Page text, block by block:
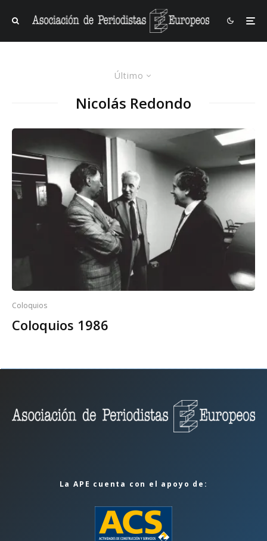
Último
Nicolás Redondo
Coloquios
Coloquios 1986
La APE cuenta con el apoyo de: